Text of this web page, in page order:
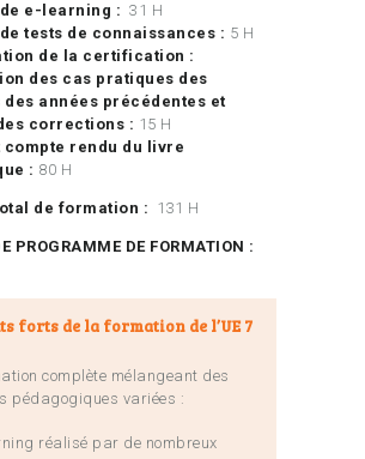
e-learning : 31 H
tests de connaissances : 5 H
de la certification :
des cas pratiques des
des années précédentes et
corrections : 15 H
compte rendu du livre
: 80 H
de formation : 131 H
PROGRAMME DE FORMATION :
forts de la formation de l’UE 7
complète mélangeant des
pédagogiques variées :
réalisé par de nombreux